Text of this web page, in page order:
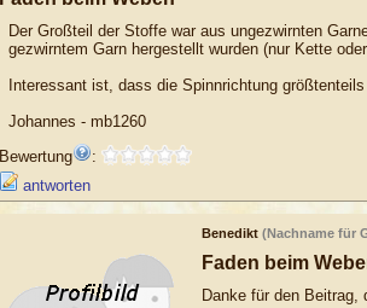
Der Großteil der Stoffe war aus ungezwirnten
gezwirntem Garn hergestellt wurden (nur Kette
Interessant ist, dass die Spinnrichtung
Johannes - mb1260
Bewertung
:
antworten
Benedikt (Nachname für
Faden beim
Danke für den Beitrag,